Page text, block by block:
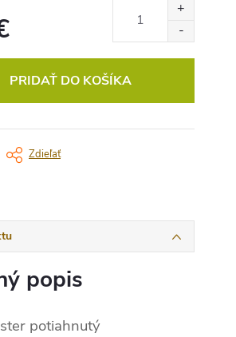
PRIDAŤ DO KOŠÍKA
Zdieľať
popis
potiahnutý